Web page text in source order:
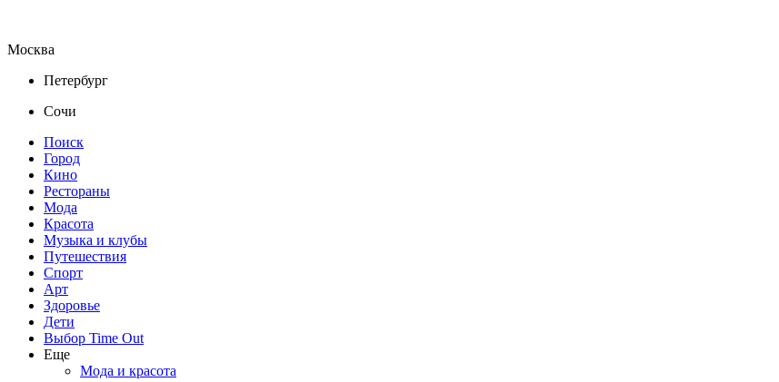
Москва
Петербург
Сочи
Поиск
Город
Кино
Рестораны
Мода
Красота
Музыка и клубы
Путешествия
Спорт
Арт
Здоровье
Дети
Выбор Time Out
Еще
Мода и красота